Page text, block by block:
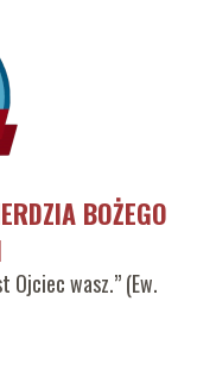
BOŻEGO
Ojciec wasz.” (Ew.